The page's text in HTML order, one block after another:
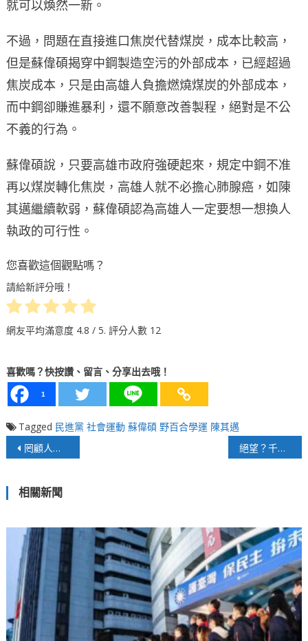
就可以煥然一新。
不過，問題在直接進口焦炭代替煤炭，成本比較高，
但是蘇偉碩揭穿中鋼製造空污的外部成本，已經超過
焦炭成本，只是由高雄人負擔燃燒煤炭的外部成本，
而中鋼卻賺進暴利，還不願意改善製程，絕對是不公
不義的行為。
蘇偉碩說，只要高雄市政府強硬起來，規定中鋼不准
再以煤炭轉化焦炭，高雄人就不必擔心肺腺癌，如陳
其邁繼續軟弱，蘇偉碩認為高雄人一定要想一想換人
執政的可行性。
您喜歡這個觀點嗎？
請給新評分哦！
網友平均滿意度 4.8 / 5. 評分人數 12
喜歡嗎？快按讚、留言、分享出去哦！
1
Tagged 民進黨 社會運動 蘇偉碩 野百合學運 陳其邁
文
導
覽
罔顧人命？在野黨抗疫提案全數搏回！ 絕望？千億紓困領不到？！百萬疫苗打不到？！
相關新聞